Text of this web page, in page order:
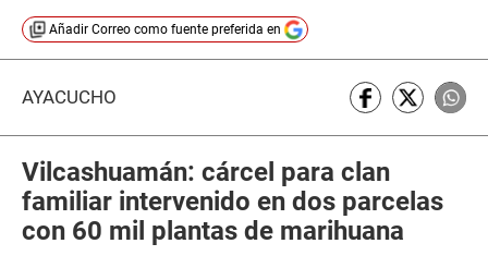
Añadir Correo como fuente preferida en
AYACUCHO
Vilcashuamán: cárcel para clan
familiar intervenido en dos parcelas
con 60 mil plantas de marihuana